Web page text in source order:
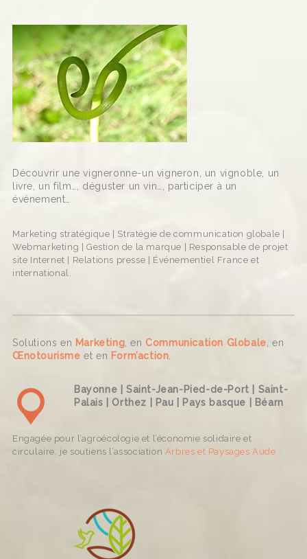
Découvrir une vigneronne-un vigneron, un vignoble, un
livre, un film…, déguster un vin…, participer à un
événement…
Marketing stratégique | Stratégie de communication globale |
Webmarketing | Gestion de la marque | Responsable de projet
site Internet | Relations presse | Événementiel France et
international.
Solutions en Marketing , en Communication Globale , en
Œnotourisme et en Form’action
Bayonne | Saint-Jean-Pied-de-Port | Saint-
Palais | Orthez | Pau | Pays basque | Béarn
Engagée pour l’agroécologie et l’économie solidaire et
circulaire, je soutiens l’association Arbres et Paysages Aude